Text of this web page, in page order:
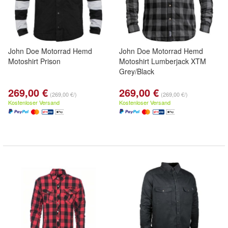
John Doe Motorrad Hemd
Motoshirt Prison
269,00 € (269,00 €/)
Kostenloser Versand
John Doe Motorrad Hemd
Motoshirt Lumberjack XTM
Grey/Black
269,00 € (269,00 €/)
Kostenloser Versand